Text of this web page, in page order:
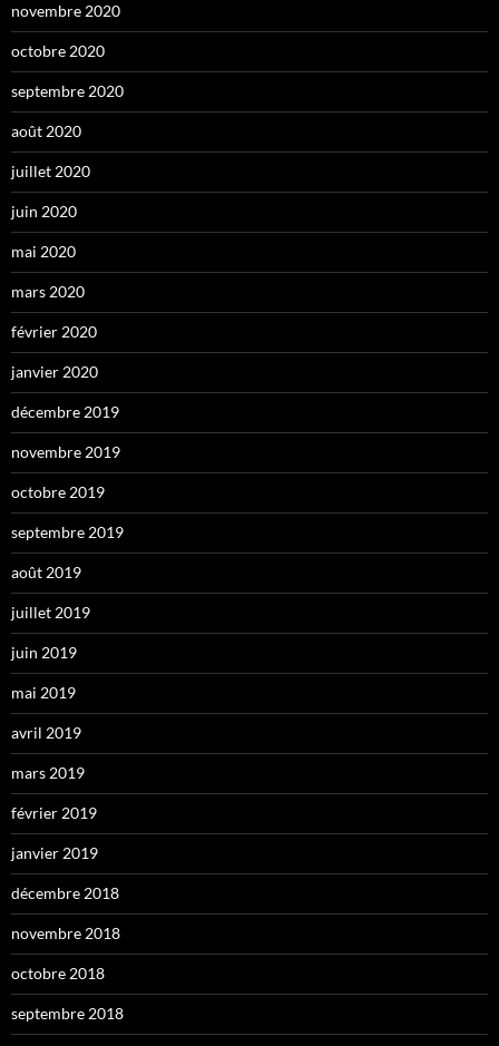
novembre 2020
octobre 2020
septembre 2020
août 2020
juillet 2020
juin 2020
mai 2020
mars 2020
février 2020
janvier 2020
décembre 2019
novembre 2019
octobre 2019
septembre 2019
août 2019
juillet 2019
juin 2019
mai 2019
avril 2019
mars 2019
février 2019
janvier 2019
décembre 2018
novembre 2018
octobre 2018
septembre 2018